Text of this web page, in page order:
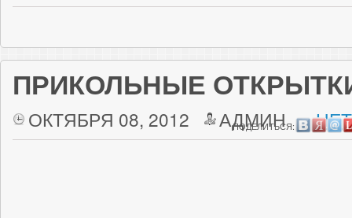
ПРИКОЛЬНЫЕ
ОКТЯБРЯ 08, 2012 АДМИН
ПОДЕЛИТЬСЯ: